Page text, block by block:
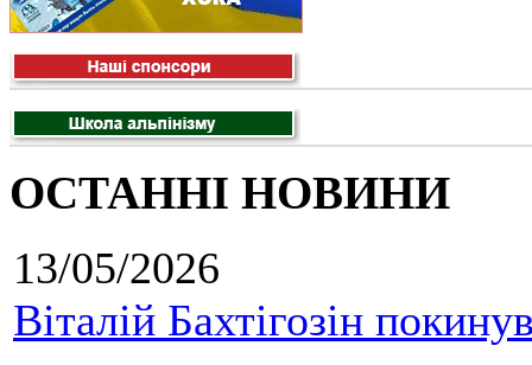
ОСТАННІ НОВИНИ
13/05/2026
Віталій Бахтігозін